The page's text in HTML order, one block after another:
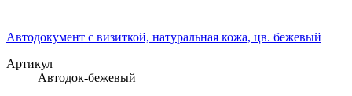
Автодокумент с визиткой, натуральная кожа, цв. бежевый
Артикул
Автодок-бежевый